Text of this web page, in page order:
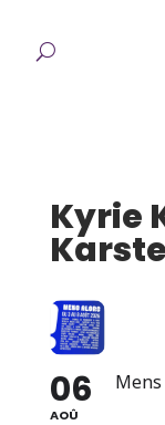
Kyrie
06
AOÛ
Mens